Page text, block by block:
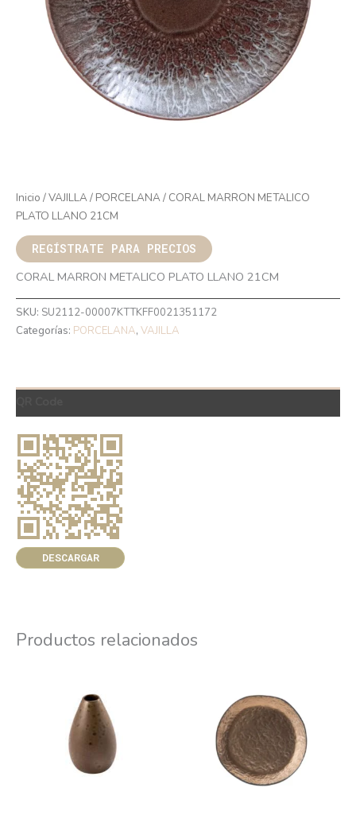
Inicio /VAJILLA/ PORCELANA/ CORAL MARRON METALICO
PLATO LLANO 21CM
REGÍSTRATE PARA PRECIOS
CORAL MARRON METALICO PLATO LLANO 21CM
SKU: SU2112-00007KTTKFF0021351172
Categorías: PORCELANA, VAJILLA
DESCARGAR
Productos relacionados